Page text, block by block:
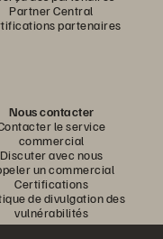
Partner Central
partenaires
Nous contacter
le service
commercial
Discuter avec nous
un commercial
Certifications
de divulgation des
vulnérabilités